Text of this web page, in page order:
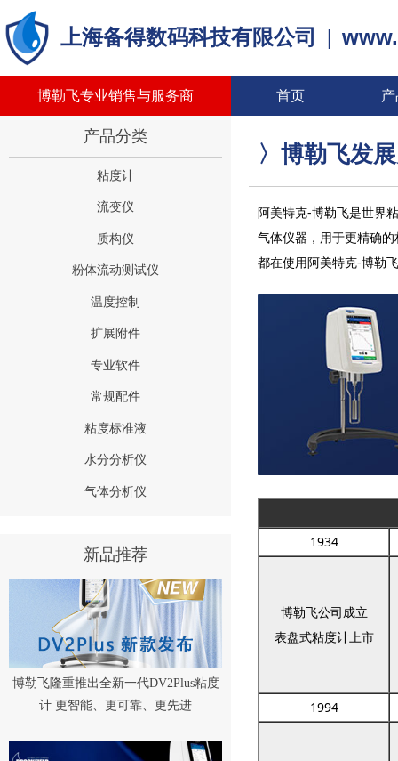
上海备得数码科技有限公司 |
首页
博勒飞专业销售与服务商
〉博勒飞发
阿美特克-博勒飞是世界
气体仪器，用于更精确
都在使用阿美特克-博勒
1934
博勒飞公司成立
表盘式粘度计上市
1994
粘度计
流变仪
质构仪
粉体流动测试仪
温度控制
扩展附件
专业软件
常规配件
粘度标准液
水分分析仪
气体分析仪
产品分类
新品推荐
博勒飞隆重推出全新一代DV2Plus粘度
计 更智能、更可靠、更先进